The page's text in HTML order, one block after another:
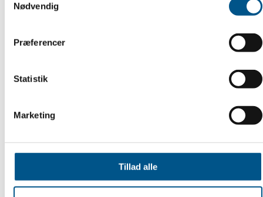
Nødvendig
Præferencer
Statistik
Marketing
Tillad alle